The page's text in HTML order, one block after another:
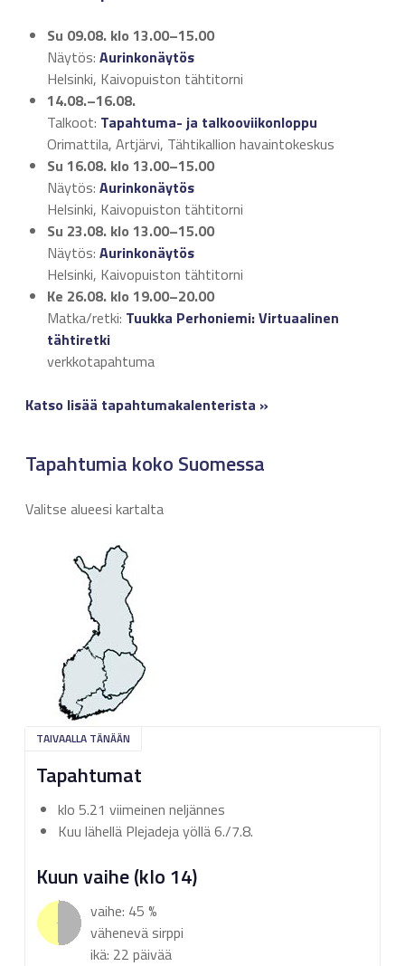
TAIVAALLA TÄNÄÄN
Tapahtumat
klo 5.21 viimeinen neljännes
Kuu lähellä Plejadeja yöllä 6./7.8.
Kuun vaihe (klo 14)
vaihe: 45 %
vähenevä sirppi
ikä: 22 päivää
Su 09.08. klo 13.00–15.00
Näytös: Aurinkonäytös
Helsinki, Kaivopuiston tähtitorni
14.08.–16.08.
Talkoot: Tapahtuma- ja talkooviikonloppu
Orimattila, Artjärvi, Tähtikallion havaintokeskus
Su 16.08. klo 13.00–15.00
Näytös: Aurinkonäytös
Helsinki, Kaivopuiston tähtitorni
Su 23.08. klo 13.00–15.00
Näytös: Aurinkonäytös
Helsinki, Kaivopuiston tähtitorni
Ke 26.08. klo 19.00–20.00
Matka/retki: Tuukka Perhoniemi: Virtuaalinen
tähtiretki
verkkotapahtuma
Katso lisää tapahtumakalenterista »
Tapahtumia koko Suomessa
Valitse alueesi kartalta